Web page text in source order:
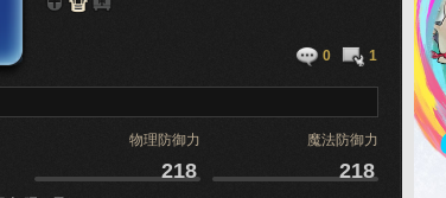
0 1
物理防御力 魔法防御力
218 218